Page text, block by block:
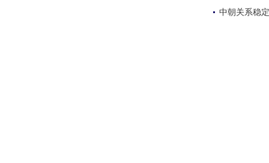
中朝关系稳